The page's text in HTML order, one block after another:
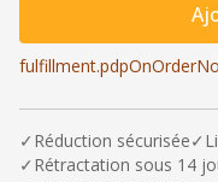
✓ Réduction sécurisée✓
✓ Rétractation sous 14